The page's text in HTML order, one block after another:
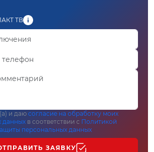
ТВ
и даю согласие на обработку моих
данных в соответствии с Политикой
персональных данных
ЗАЯВКУ